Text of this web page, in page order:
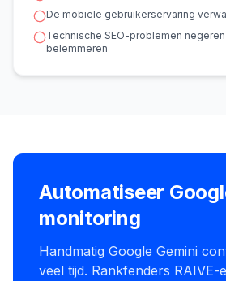
De mobiele gebruikerservaring
Technische SEO-problemen
belemmeren
Automatiseer
monitoring
Handmatig Google Gemini
veel tijd. Rankfenders RAIVE-